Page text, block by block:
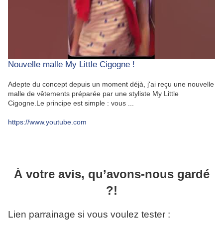
Nouvelle malle My Little Cigogne !
Adepte du concept depuis un moment déjà, j'ai reçu une nouvelle
malle de vêtements préparée par une styliste My Little
Cigogne.Le principe est simple : vous ...
https://www.youtube.com
À votre avis, qu’avons-nous gardé
?!
Lien parrainage si vous voulez tester :